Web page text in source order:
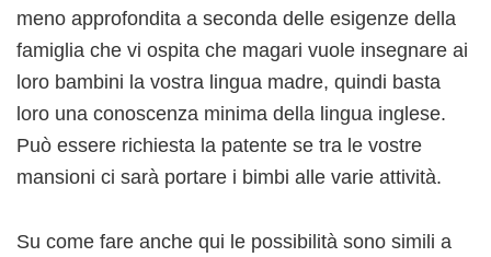
meno approfondita a seconda delle esigenze della
famiglia che vi ospita che magari vuole insegnare ai
loro bambini la vostra lingua madre, quindi basta
loro una conoscenza minima della lingua inglese.
Può essere richiesta la patente se tra le vostre
mansioni ci sarà portare i bimbi alle varie attività.
Su come fare anche qui le possibilità sono simili a